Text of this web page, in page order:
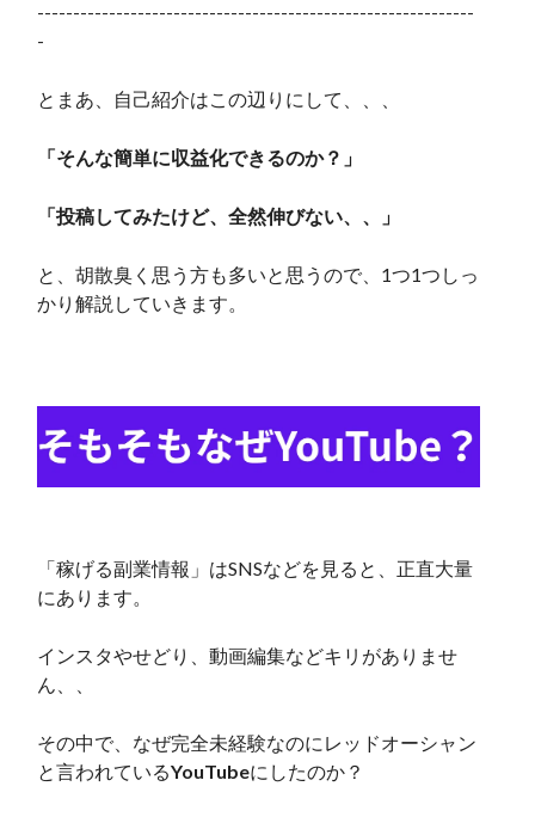
-------------------------------------------------------------
-
とまあ、自己紹介はこの辺りにして、、、
「そんな簡単に収益化できるのか？」
「投稿してみたけど、全然伸びない、、」
と、胡散臭く思う方も多いと思うので、1つ1つしっ
かり解説していきます。
「稼げる副業情報」はSNSなどを見ると、正直大量
にあります。
インスタやせどり、動画編集などキリがありませ
ん、、
その中で、なぜ完全未経験なのにレッドオーシャン
と言われているYouTubeにしたのか？